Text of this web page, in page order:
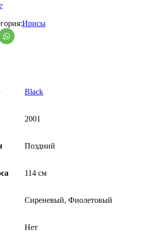
Ирисы
Black
2001
Поздний
114 см
Сиреневый, Фиолетовый
Нет